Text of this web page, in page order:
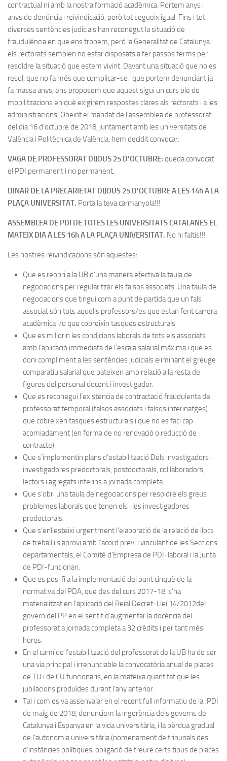
contractual ni amb la nostra formació acadèmica. Portem anys i
anys de denúncia i reivindicació, però tot segueix igual. Fins i tot
diverses sentències judicials han reconegut la situació de
fraudulència en que ens trobem, però la Generalitat de Catalunya i
els rectorats semblen no estar disposats a fer passos ferms per
resoldre la situació que estem vivint. Davant una situació que no es
resol, que no fa més que complicar-se i que portem denunciant ja
fa massa anys, ens proposem que aquest sigui un curs ple de
mobilitzacions en què exigirem respostes clares als rectorats i a les
administracions. Obeint el mandat de l’assemblea de professorat
del dia 16 d’octubre de 2018, juntament amb les universitats de
València i Politècnica de València, hem decidit convocar:
VAGA DE PROFESSORAT DIJOUS 25 D’OCTUBRE: queda convocat
el PDI permanent i no permanent.
DINAR DE LA PRECARIETAT DIJOUS 25 D’OCTUBRE A LES 14h A LA
PLAÇA UNIVERSITAT. Porta la teva carmanyola!!!
ASSEMBLEA DE PDI DE TOTES LES UNIVERSITATS CATALANES EL
MATEIX DIA A LES 16h A LA PLAÇA UNIVERSITAT. No hi faltis!!!
Les nostres reivindicacions són aquestes:
Que es reobri a la UB d’una manera efectiva la taula de
negociacions per regularitzar els falsos associats. Una taula de
negociacions que tingui com a punt de partida que un fals
associat són tots aquells professors/es que estan fent carrera
acadèmica i/o que cobreixin tasques estructurals.
Que es millorin les condicions laborals de tots els associats
amb l’aplicació immediata de l’escala salarial màxima i que es
doni compliment a les sentències judicials eliminant el greuge
comparatiu salarial que pateixen amb relació a la resta de
figures del personal docent i investigador.
Que es reconegui l’existència de contractació fraudulenta de
professorat temporal (falsos associats i falsos interinatges)
que cobreixen tasques estructurals i que no es faci cap
acomiadament (en forma de no renovació o reducció de
contracte).
Que s’implementin plans d’estabilització Dels investigadors i
investigadores predoctorals, postdoctorals, col·laboradors,
lectors i agregats interins a jornada completa.
Que s’obri una taula de negociacions per resoldre els greus
problemes laborals que tenen els i les investigadores
predoctorals.
Que s’enllesteixi urgentment l’elaboració de la relació de llocs
de treball i s’aprovi amb l’acord previ i vinculant de les Seccions
departamentals, el Comitè d’Empresa de PDI-laboral i la Junta
de PDI-funcionari.
Que es posi fi a la implementació del punt cinquè de la
normativa del PDA, que des del curs 2017-18, s’ha
materialitzat en l’aplicació del Reial Decret-Llei 14/2012del
govern del PP en el sentit d’augmentar la docència del
professorat a jornada completa a 32 crèdits i per tant més
hores.
En el camí de l’estabilització del professorat de la UB ha de ser
una via principal i irrenunciable la convocatòria anual de places
de TU i de CU funcionaris, en la mateixa quantitat que les
jubilacions produïdes durant l’any anterior.
Tal i com es va assenyalar en el recent full informatiu de la JPDI
de maig de 2018, denunciem la ingerència dels governs de
Catalunya i Espanya en la vida universitària, i la pèrdua gradual
de l’autonomia universitària (nomenament de tribunals des
d’instàncies polítiques, obligació de treure certs tipus de places